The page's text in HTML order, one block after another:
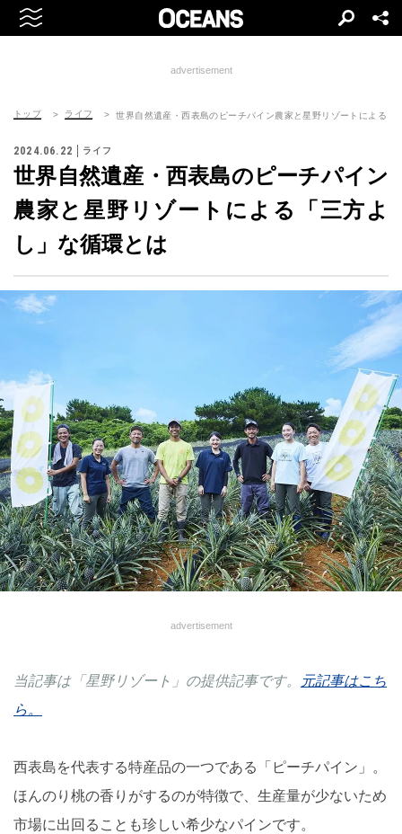
advertisement
トップ ライフ 世界自然遺産・西表島のピーチパイン農家と星野リゾートによる「
2024.06.22 ライフ
世界自然遺産・西表島のピーチパイン
農家と星野リゾートによる「三方よ
し」な循環とは
advertisement
当記事は「星野リゾート」の提供記事です。
元記事はこち
ら。
西表島を代表する特産品の一つである「ピーチパイン」。
ほんのり桃の香りがするのが特徴で、生産量が少ないため
市場に出回ることも珍しい希少なパインです。